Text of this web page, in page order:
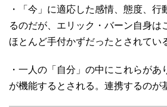
・「今」に適応した感情、態度、
るのだが、エリック・バーン自身は
ほとんど手付かずだったとされてい
・一人の「自分」の中にこれらがあ
が機能するとされる。連携するのが